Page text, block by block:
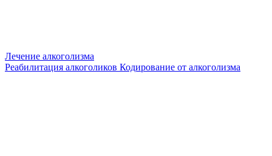
Лечение алкоголизма
Реабилитация алкоголиков Кодирование от алкоголизма